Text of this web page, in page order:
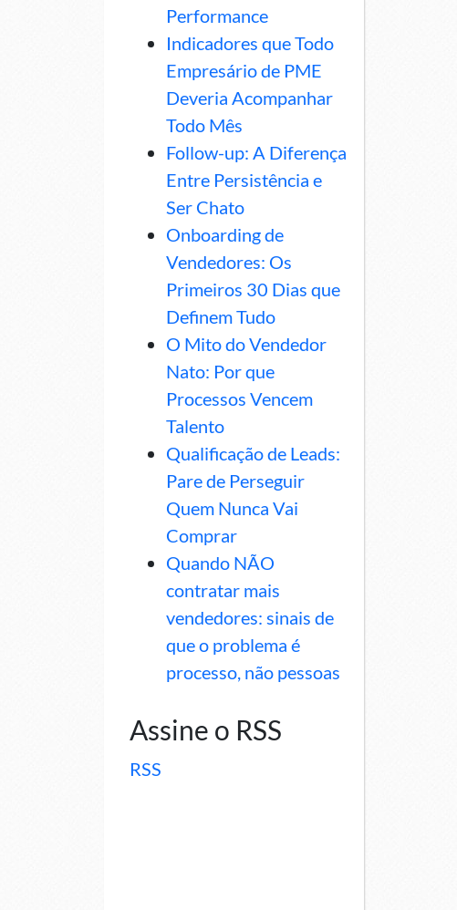
Performance
Indicadores que Todo
Empresário de PME
Deveria Acompanhar
Todo Mês
Follow-up: A Diferença
Entre Persistência e
Ser Chato
Onboarding de
Vendedores: Os
Primeiros 30 Dias que
Definem Tudo
O Mito do Vendedor
Nato: Por que
Processos Vencem
Talento
Qualificação de Leads:
Pare de Perseguir
Quem Nunca Vai
Comprar
Quando NÃO
contratar mais
vendedores: sinais de
que o problema é
processo, não pessoas
Assine o RSS
RSS